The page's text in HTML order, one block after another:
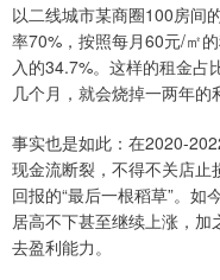
以二线城市某商圈100房间
率70%，按照每月60元/㎡
入的34.7%。这样的租金占
几个月，就会烧掉一两年的
事实也是如此：在2020-
现金流断裂，不得不关店止
回报的“最后一根稻草”。如
居高不下甚至继续上涨，
去盈利能力。